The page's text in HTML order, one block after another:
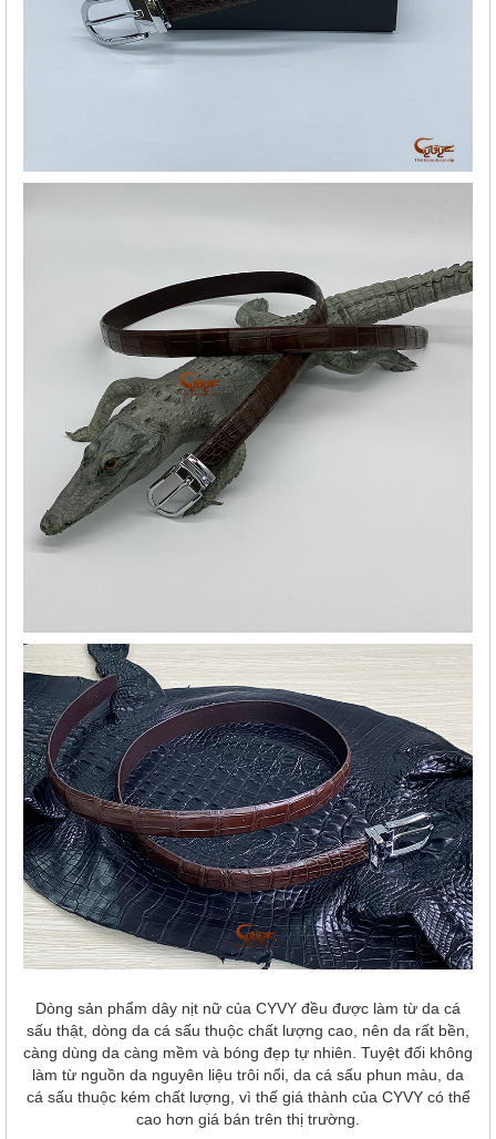
Dòng sản phẩm dây nịt nữ của CYVY đều được làm từ da cá
sấu thật, dòng da cá sấu thuộc chất lượng cao, nên da rất bền,
càng dùng da càng mềm và bóng đẹp tự nhiên. Tuyệt đối không
làm từ nguồn da nguyên liệu trôi nổi, da cá sấu phun màu, da
cá sấu thuộc kém chất lượng, vì thế giá thành của CYVY có thể
cao hơn giá bán trên thị trường.